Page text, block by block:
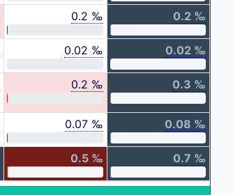
0.2 ‰ 0.2 ‰
0.02 ‰ 0.02 ‰
0.2 ‰ 0.3 ‰
0.07 ‰ 0.08 ‰
0.5 ‰ 0.7 ‰